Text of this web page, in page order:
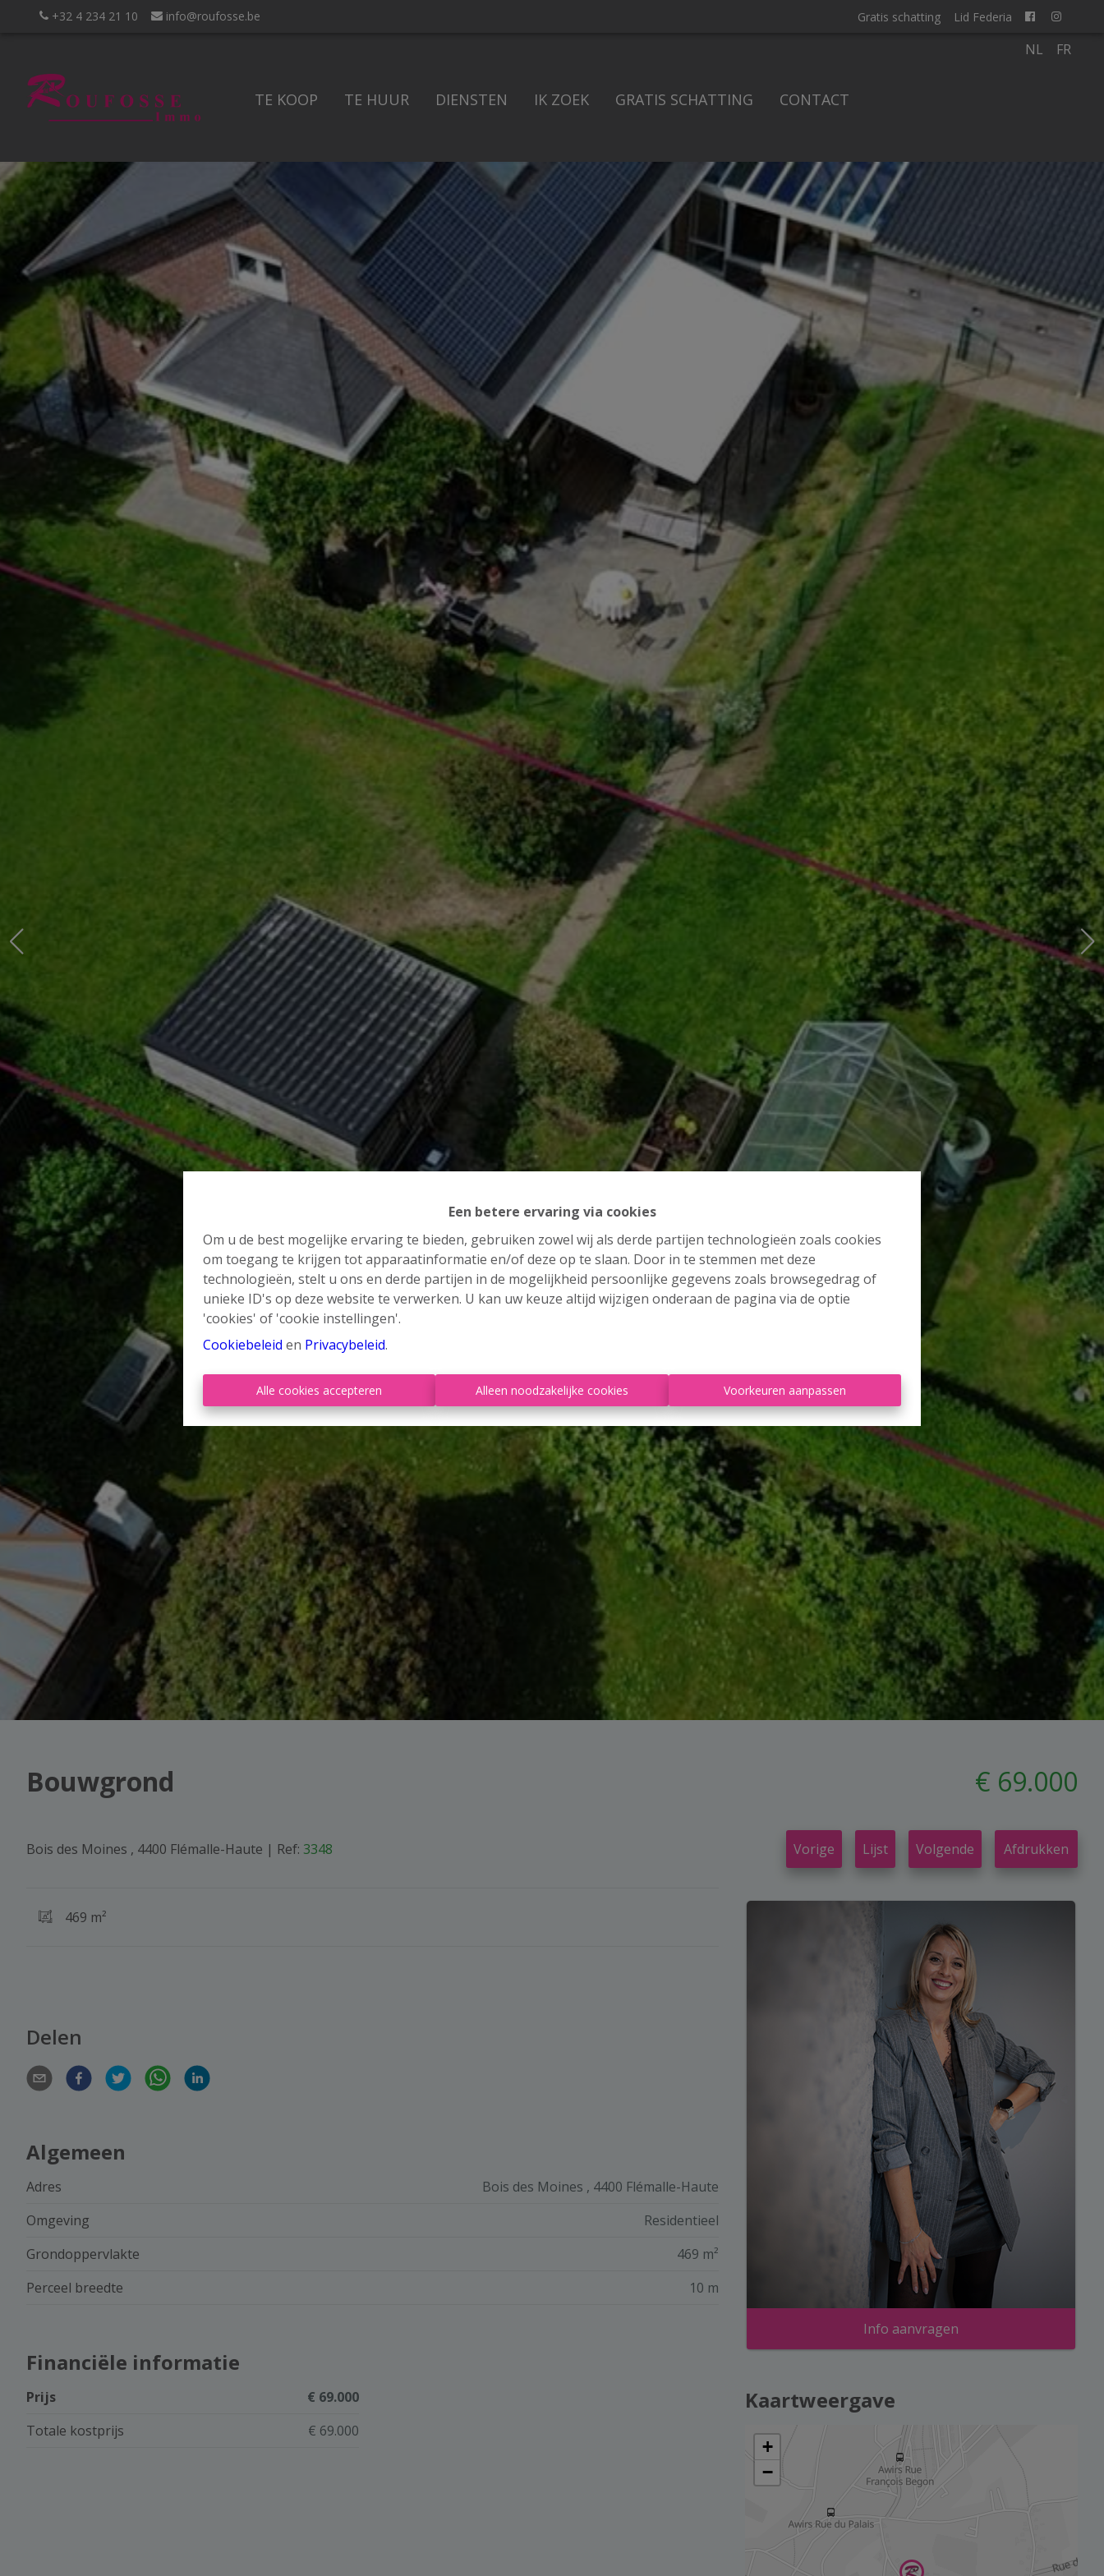
Een betere ervaring via cookies
Om u de best mogelijke ervaring te bieden, gebruiken zowel wij als derde partijen technologieën zoals cookies
om toegang te krijgen tot apparaatinformatie en/of deze op te slaan. Door in te stemmen met deze
technologieën, stelt u ons en derde partijen in de mogelijkheid persoonlijke gegevens zoals browsegedrag of
unieke ID's op deze website te verwerken. U kan uw keuze altijd wijzigen onderaan de pagina via de optie
'cookies' of 'cookie instellingen'.
Cookiebeleid en Privacybeleid.
Alle cookies accepteren Alleen noodzakelijke cookies Voorkeuren aanpassen
+32 4 234 21 10 info@roufosse.be Gratis schatting Lid Federia
TE KOOP TE HUUR DIENSTEN IK ZOEK GRATIS SCHATTING CONTACT
NL FR
Bouwgrond € 69.000
Bois des Moines , 4400 Flémalle-Haute | Ref: 3348 Vorige Lijst Volgende Afdrukken
469 m²
Delen
Algemeen
Adres
Bois des Moines , 4400 Flémalle-Haute
Omgeving
Residentieel
Grondoppervlakte
469 m²
Perceel breedte
10 m
Financiële informatie
Prijs
€ 69.000
Totale kostprijs
€ 69.000
Info aanvragen
Kaartweergave